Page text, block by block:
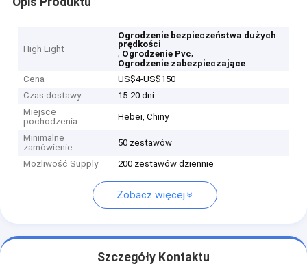
High Light
Ogrodzenie bezpieczeństwa dużych
prędkości
, Ogrodzenie Pvc,
Ogrodzenie zabezpieczające
Cena
US$4-US$150
Czas dostawy
15-20 dni
Miejsce
pochodzenia
Hebei, Chiny
Minimalne
zamówienie
50 zestawów
Możliwość Supply 200 zestawów dziennie
Zobacz więcej
Szczegóły Kontaktu